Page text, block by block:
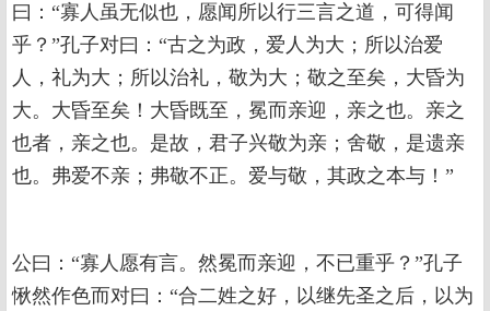
曰：“寡人虽无似也，愿闻所以行三言之道，可得闻
乎？”孔子对曰：“古之为政，爱人为大；所以治爱
人，礼为大；所以治礼，敬为大；敬之至矣，大昏为
大。大昏至矣！大昏既至，冕而亲迎，亲之也。亲之
也者，亲之也。是故，君子兴敬为亲；舍敬，是遗亲
也。弗爱不亲；弗敬不正。爱与敬，其政之本与！”
公曰：“寡人愿有言。然冕而亲迎，不已重乎？”孔子
愀然作色而对曰：“合二姓之好，以继先圣之后，以为